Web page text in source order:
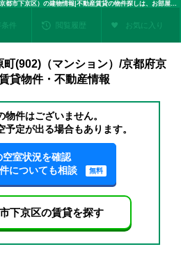
ｻﾞ・京都ﾚｼﾞﾃﾞﾝｽ四条河原町(902)（京都府 京都市下京区）の建物情報|不動産賃貸の物件探しは、お部屋探しのエイブル
件 閲覧履歴 お気に入り
町(902)（マンション）/京都府京
貸物件・不動産情報
物件はございません。
定が出る場合もあります。
空室状況を確認
についても相談
無料
下京区の賃貸を探す